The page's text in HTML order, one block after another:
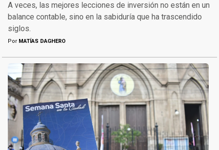
A veces, las mejores lecciones de inversión no están en un
balance contable, sino en la sabiduría que ha trascendido
siglos.
Por MATÍAS DAGHERO